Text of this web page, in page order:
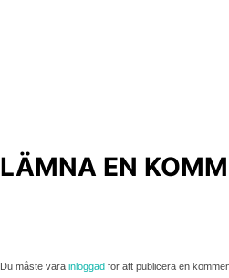
LÄMNA EN
Du måste vara inloggad för att publicera en